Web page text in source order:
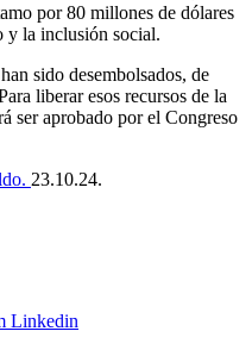
por 80 millones de dólares
y la inclusión social.
sido desembolsados, de
liberar esos recursos de la
ser aprobado por el Congreso
23.10.24.
Linkedin